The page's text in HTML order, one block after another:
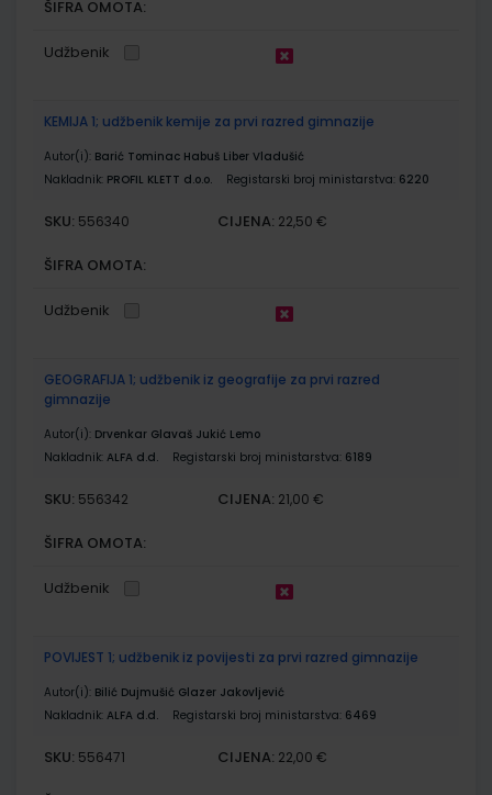
ŠIFRA OMOTA:
Udžbenik
KEMIJA 1; udžbenik kemije za prvi razred gimnazije
Autor(i): Barić Tominac Habuš Liber Vladušić
Nakladnik: PROFIL KLETT d.o.o. Registarski broj ministarstva: 6220
SKU: 556340 CIJENA: 22,50 €
ŠIFRA OMOTA:
Udžbenik
GEOGRAFIJA 1; udžbenik iz geografije za prvi razred
gimnazije
Autor(i): Drvenkar Glavaš Jukić Lemo
Nakladnik: ALFA d.d. Registarski broj ministarstva: 6189
SKU: 556342 CIJENA: 21,00 €
ŠIFRA OMOTA:
Udžbenik
POVIJEST 1; udžbenik iz povijesti za prvi razred gimnazije
Autor(i): Bilić Dujmušić Glazer Jakovljević
Nakladnik: ALFA d.d. Registarski broj ministarstva: 6469
SKU: 556471 CIJENA: 22,00 €